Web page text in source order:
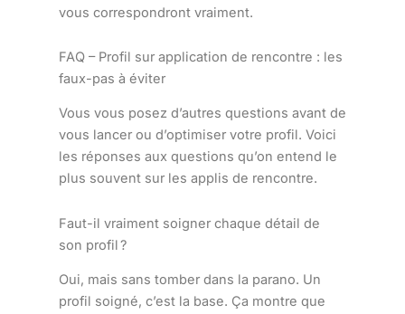
vous correspondront vraiment.
FAQ – Profil sur application de rencontre : les
faux-pas à éviter
Vous vous posez d’autres questions avant de
vous lancer ou d’optimiser votre profil. Voici
les réponses aux questions qu’on entend le
plus souvent sur les applis de rencontre.
Faut-il vraiment soigner chaque détail de
son profil ?
Oui, mais sans tomber dans la parano. Un
profil soigné, c’est la base. Ça montre que